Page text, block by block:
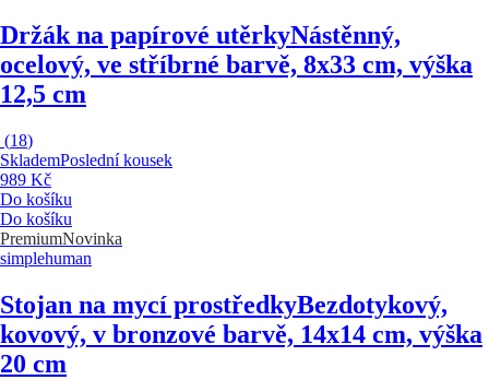
Držák na papírové utěrkyNástěnný,
ocelový, ve stříbrné barvě, 8x33 cm, výška
12,5 cm
(18)
SklademPoslední kousek
989 Kč
Do košíku
Do košíku
PremiumNovinka
simplehuman
Stojan na mycí prostředkyBezdotykový,
kovový, v bronzové barvě, 14x14 cm, výška
20 cm